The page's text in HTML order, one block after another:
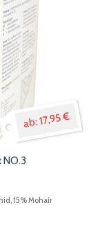
17,95 €
NO.3
15% Mohair